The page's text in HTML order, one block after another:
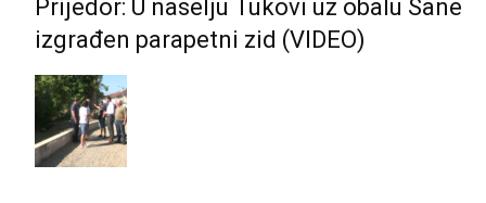
Prijedor: U naselju Tukovi uz obalu Sane
izgrađen parapetni zid (VIDEO)